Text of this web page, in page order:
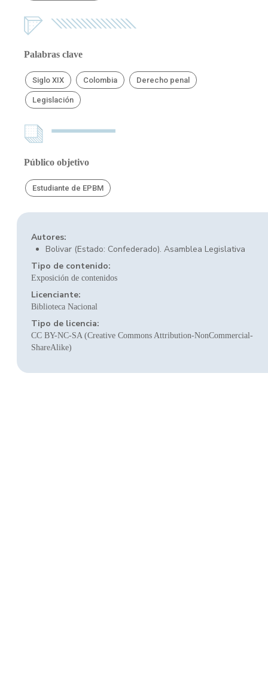
Palabras clave
Siglo XIX Colombia Derecho penal
Legislación
Público objetivo
Estudiante de EPBM
Autores:
Bolivar (Estado: Confederado). Asamblea Legislativa
Tipo de contenido:
Exposición de contenidos
Licenciante:
Biblioteca Nacional
Tipo de licencia:
CC BY-NC-SA (Creative Commons Attribution-NonCommercial-
ShareAlike)